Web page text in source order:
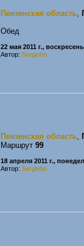
Пензенская область,
Обед
22 мая 2011 г.,
Автор: Serginho
Пензенская область,
Маршрут 99
18 апреля 2011 г.,
Автор: Serginho